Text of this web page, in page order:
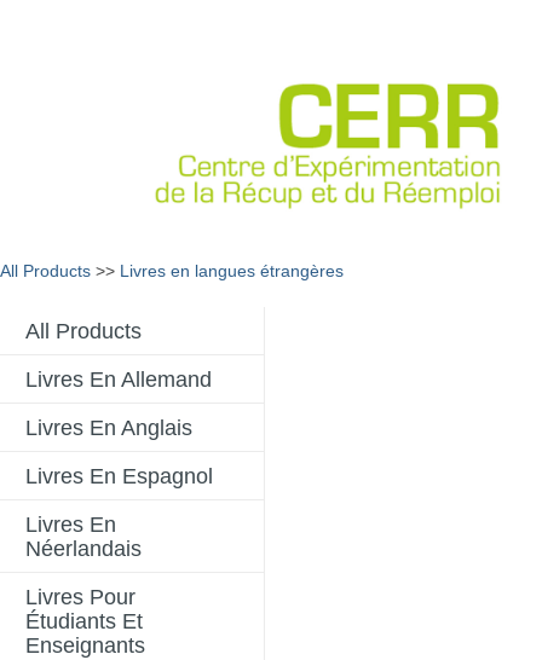
All Products >> Livres en langues étrangères
All Products
Livres En Allemand
Livres En Anglais
Livres En Espagnol
Livres En
Néerlandais
Livres Pour
Étudiants Et
Enseignants